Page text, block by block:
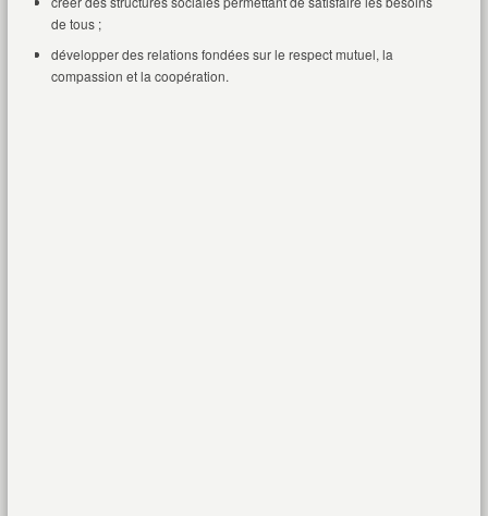
de tous ;
développer des relations fondées sur le respect mutuel, la
compassion et la coopération.